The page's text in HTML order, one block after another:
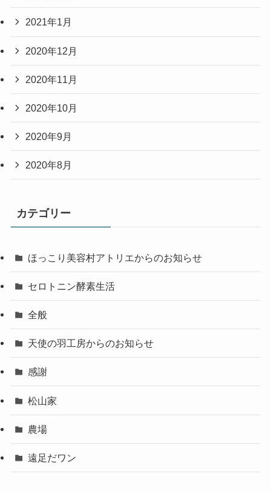
2021年1月
2020年12月
2020年11月
2020年10月
2020年9月
2020年8月
カテゴリー
ほっこり美容村アトリエからのお知らせ
セロトニン酵素生活
全般
天使の羽工房からのお知らせ
感謝
松山家
農場
遠足だワン